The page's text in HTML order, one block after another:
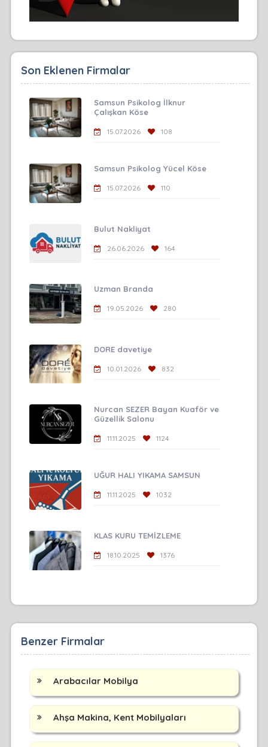
Son Eklenen Firmalar
Samsun Psikolog İlknur
Çalışkan Köse
15.07.2026 108
Samsun Psikolog Yücel Köse
15.07.2026 110
Bulut Nakliyat
26.06.2026 164
Uzman Branda
19.05.2026 280
DORE davetiye
10.01.2026 832
Nurcan SEZER Bayan Kuaför ve
Güzellik Salonu
11.11.2025 1124
UĞUR HALI YIKAMA SAMSUN
11.11.2025 1032
KLAS KURU TEMİZLEME
18.10.2025 1376
Benzer Firmalar
Arabacılar Mobilya
Ahşa Makina, Kent Mobilyaları